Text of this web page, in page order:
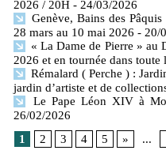
2026 / 20H - 24/03/2026
Genève, Bains des
28 mars au 10 mai 2026 - 20/
« La Dame de Pierre » au
2026 et en tournée dans toute
Rémalard ( Perche ) :
jardin d’artiste et de
Le Pape Léon XIV à
26/02/2026
1
2 3 4 5 » ...